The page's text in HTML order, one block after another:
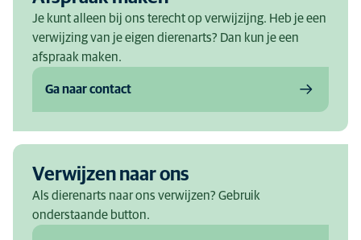
Je kunt alleen bij ons terecht op verwijzijng. Heb je een
verwijzing van je eigen dierenarts? Dan kun je een
afspraak maken.
Ga naar contact
Verwijzen naar ons
Als dierenarts naar ons verwijzen? Gebruik
onderstaande button.